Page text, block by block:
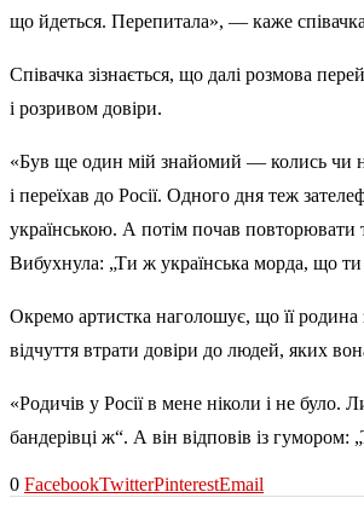
що йдеться. Перепитала», — каже
Співачка зізнається, що далі розмова
і розривом довіри.
«Був ще один мій знайомий — колись чи
і переїхав до Росії. Одного дня теж
українською. А потім почав повторювати
Вибухнула: „Ти ж українська морда, що
Окремо артистка наголошує, що її
відчуття втрати довіри до людей, яких
«Родичів у Росії в мене ніколи і не
бандерівці ж“. А він відповів із
0 FacebookTwitterPinterestEmail